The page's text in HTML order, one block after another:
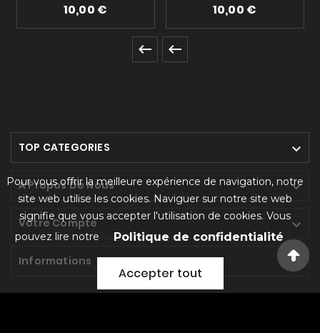
Pour vous offrir la meilleure expérience de navigation, notre
site web utilise les cookies. Naviguer sur notre site web
signifie que vous accepter l'utilisation de cookies. Vous
pouvez lire notre
Politique de confidentialité
Accepter tout
10,00 € 10,00 €
 
TOP CATEGORIES 
A Propos De Nous 
Votre Compte 
Informations 